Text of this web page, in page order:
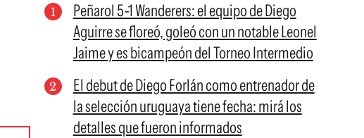
Peñarol 5-1 Wanderers: el equipo de Diego
Aguirre se floreó, goleó con un notable Leonel
Jaime y es bicampeón del Torneo Intermedio
El debut de Diego Forlán como entrenador de
la selección uruguaya tiene fecha: mirá los
detalles que fueron informados